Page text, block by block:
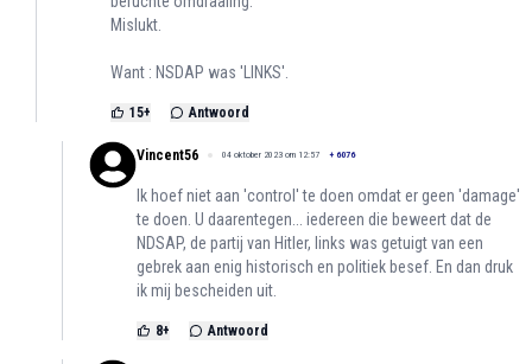
Mislukt.
Want : NSDAP was 'LINKS'.
15+ Antwoord
Vincent56 04 oktober 2023 om 12:57 + 6076
Ik hoef niet aan 'control' te doen omdat er geen 'damage'
te doen. U daarentegen... iedereen die beweert dat de
NDSAP, de partij van Hitler, links was getuigt van een
gebrek aan enig historisch en politiek besef. En dan druk
ik mij bescheiden uit.
8+ Antwoord